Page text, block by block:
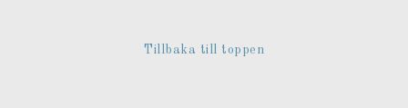
Tillbaka till toppen